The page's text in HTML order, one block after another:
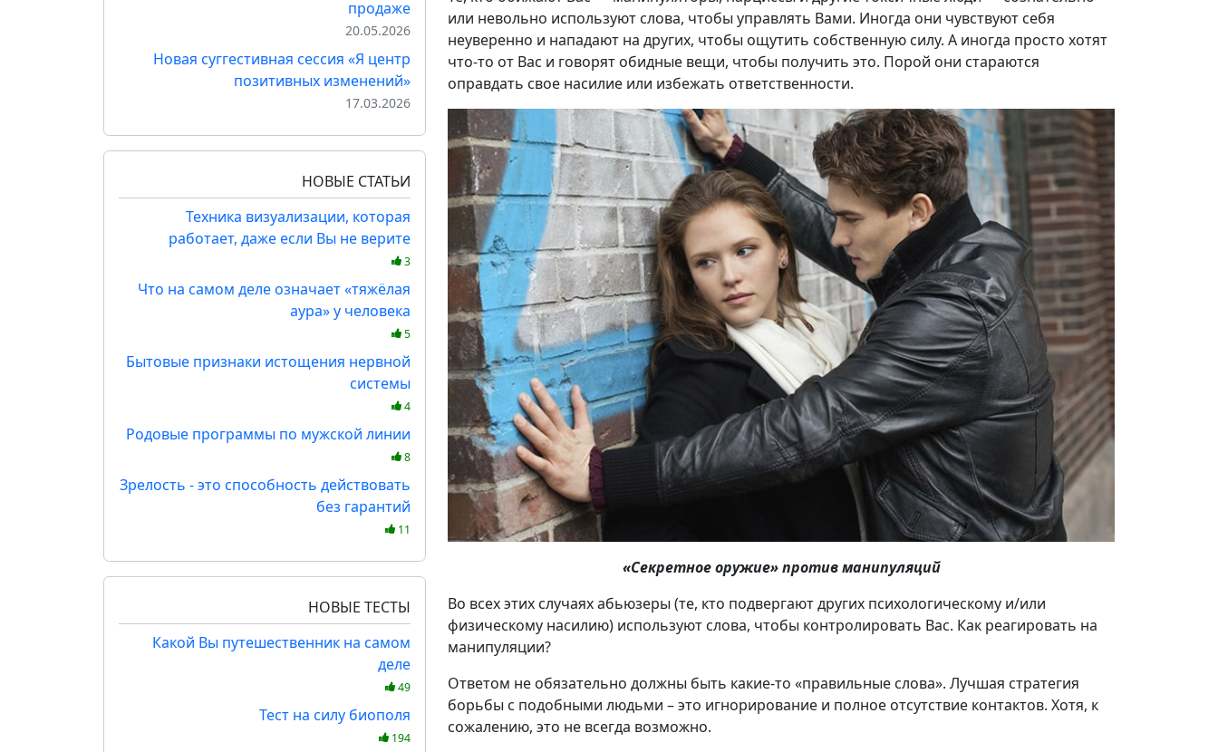
продаже
20.05.2026
Новая суггестивная сессия «Я центр
позитивных изменений»
17.03.2026
НОВЫЕ СТАТЬИ
Техника визуализации, которая
работает, даже если Вы не верите
3
Что на самом деле означает «тяжёлая
аура» у человека
5
Бытовые признаки истощения нервной
системы
4
Родовые программы по мужской линии
8
Зрелость - это способность действовать
без гарантий
11
НОВЫЕ ТЕСТЫ
Какой Вы путешественник на самом
деле
49
Тест на силу биополя
194
или невольно используют слова, чтобы управлять Вами. Иногда они чувствуют себя
неуверенно и нападают на других, чтобы ощутить собственную силу. А иногда просто хотят
что-то от Вас и говорят обидные вещи, чтобы получить это. Порой они стараются
оправдать свое насилие или избежать ответственности.
«Секретное оружие» против манипуляций
Во всех этих случаях абьюзеры (те, кто подвергают других психологическому и/или
физическому насилию) используют слова, чтобы контролировать Вас. Как реагировать на
манипуляции?
Ответом не обязательно должны быть какие-то «правильные слова». Лучшая стратегия
борьбы с подобными людьми – это игнорирование и полное отсутствие контактов. Хотя, к
сожалению, это не всегда возможно.